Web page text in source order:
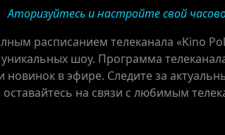
Аторизуйтесь и настройте свой
расписанием телеканала «Kino
шоу. Программа
новинок в эфире. Следите за
оставайтесь на связи с любимым